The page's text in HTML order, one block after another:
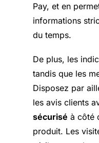
Pay, et en
informations
du temps.
De plus, les
tandis que les
Disposez par
les avis clients
sécurisé à côté
produit. Les